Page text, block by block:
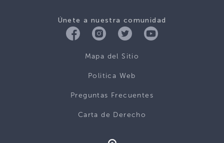
Únete a nuestra comunidad
Mapa del Sitio
Politica Web
Preguntas Frecuentes
Carta de Derecho